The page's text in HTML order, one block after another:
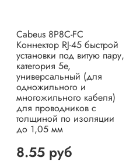
Cabeus 8P8C-FC
Коннектор RJ-45 быстрой
установки под витую пару,
категория 5e,
универсальный (для
одножильного и
многожильного кабеля)
для проводников с
толщиной по изоляции
до 1,05 мм
8.55 руб